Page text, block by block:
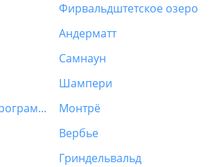
Фирвальдштетское озеро
Андерматт
Самнаун
Шампери
Экскурсионная программа Швейцария
Монтрё
Вербье
Гриндельвальд